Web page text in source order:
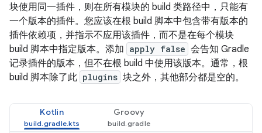
块使用同一插件，则在所有模块的 build 类路径中，只能有
一个版本的插件。您应该在根 build 脚本中包含带有版本的
插件依赖项，并指示不应用该插件，而不是在每个模块
build 脚本中指定版本。添加 apply false 会告知 Gradle
记录插件的版本，但不在根 build 中使用该版本。通常，根
build 脚本除了此 plugins 块之外，其他部分都是空的。
Kotlin Groovy